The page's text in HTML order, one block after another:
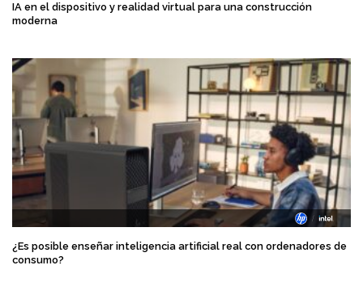
IA en el dispositivo y realidad virtual para una construcción
moderna
¿Es posible enseñar inteligencia artificial real con ordenadores de
consumo?